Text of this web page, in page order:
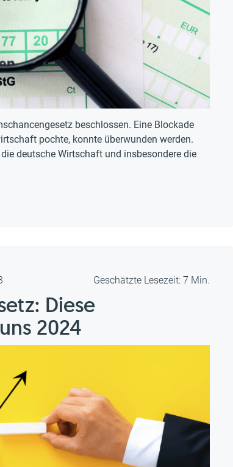
beschlossen. Eine Blockade
pochte, konnte überwunden werden.
deutsche Wirtschaft und insbesondere die
Geschätzte Lesezeit: 7 Min.
Diese
2024